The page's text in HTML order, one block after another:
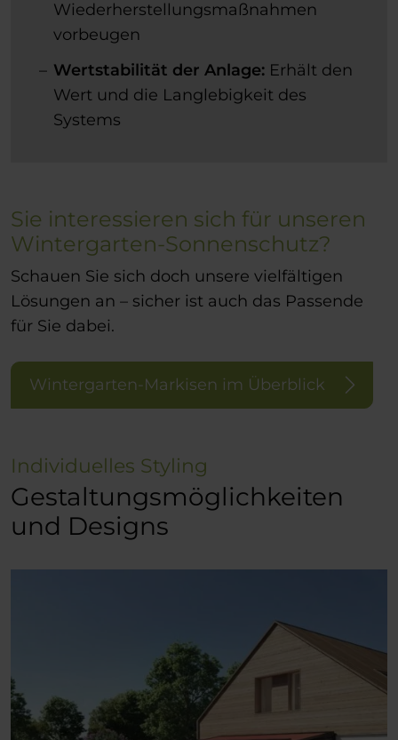
Wiederherstellungsmaßnahmen
vorbeugen
Wertstabilität der Anlage: Erhält den
Wert und die Langlebigkeit des
Systems
Sie interessieren sich für unseren
Wintergarten-Sonnenschutz?
Schauen Sie sich doch unsere vielfältigen
Lösungen an – sicher ist auch das Passende
für Sie dabei.
Wintergarten-Markisen im Überblick
Individuelles Styling
Gestaltungsmöglichkeiten
und Designs